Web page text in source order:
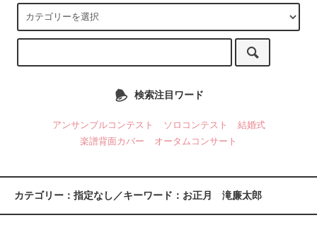
検索注目ワード
アンサンブルコンテスト ソロコンテスト
結婚式
楽譜背面カバー
オータムコンサート
カテゴリー：指定なし／キーワード：お正月 滝廉太郎